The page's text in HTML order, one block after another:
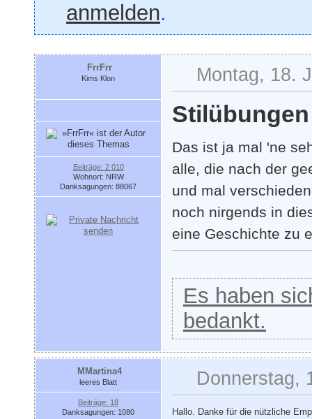
anmelden.
FrrFrr
Kims Klon
Beiträge: 2 010
Wohnort: NRW
Danksagungen: 88067
Montag, 18.
Stilübungen
Das ist ja mal 'ne
alle, die nach der
und mal
noch nirgends in
eine Geschichte zu
Es haben
bedankt.
MMartina4
leeres Blatt
Beiträge: 18
Danksagungen: 1080
Donnerstag,
Hallo. Danke für die nützliche